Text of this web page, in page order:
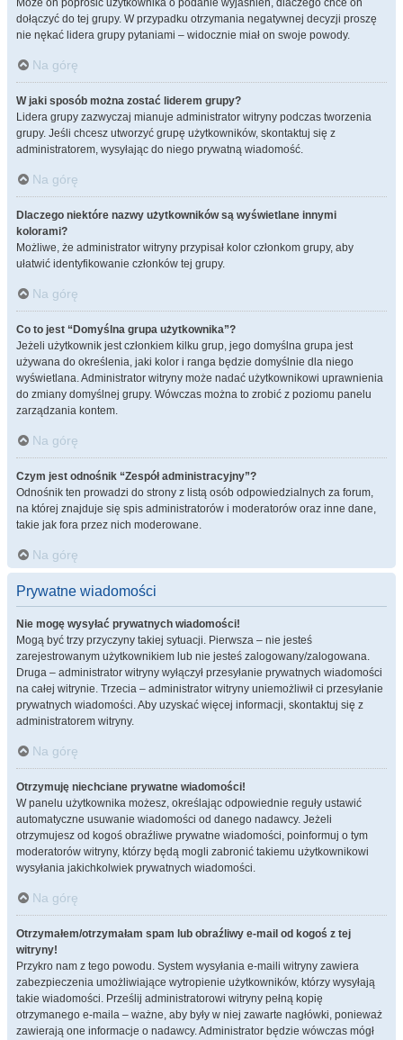
Może on poprosić użytkownika o podanie wyjaśnień, dlaczego chce on
dołączyć do tej grupy. W przypadku otrzymania negatywnej decyzji proszę
nie nękać lidera grupy pytaniami – widocznie miał on swoje powody.
Na górę
W jaki sposób można zostać liderem grupy?
Lidera grupy zazwyczaj mianuje administrator witryny podczas tworzenia
grupy. Jeśli chcesz utworzyć grupę użytkowników, skontaktuj się z
administratorem, wysyłając do niego prywatną wiadomość.
Na górę
Dlaczego niektóre nazwy użytkowników są wyświetlane innymi
kolorami?
Możliwe, że administrator witryny przypisał kolor członkom grupy, aby
ułatwić identyfikowanie członków tej grupy.
Na górę
Co to jest “Domyślna grupa użytkownika”?
Jeżeli użytkownik jest członkiem kilku grup, jego domyślna grupa jest
używana do określenia, jaki kolor i ranga będzie domyślnie dla niego
wyświetlana. Administrator witryny może nadać użytkownikowi uprawnienia
do zmiany domyślnej grupy. Wówczas można to zrobić z poziomu panelu
zarządzania kontem.
Na górę
Czym jest odnośnik “Zespół administracyjny”?
Odnośnik ten prowadzi do strony z listą osób odpowiedzialnych za forum,
na której znajduje się spis administratorów i moderatorów oraz inne dane,
takie jak fora przez nich moderowane.
Na górę
Prywatne wiadomości
Nie mogę wysyłać prywatnych wiadomości!
Mogą być trzy przyczyny takiej sytuacji. Pierwsza – nie jesteś
zarejestrowanym użytkownikiem lub nie jesteś zalogowany/zalogowana.
Druga – administrator witryny wyłączył przesyłanie prywatnych wiadomości
na całej witrynie. Trzecia – administrator witryny uniemożliwił ci przesyłanie
prywatnych wiadomości. Aby uzyskać więcej informacji, skontaktuj się z
administratorem witryny.
Na górę
Otrzymuję niechciane prywatne wiadomości!
W panelu użytkownika możesz, określając odpowiednie reguły ustawić
automatyczne usuwanie wiadomości od danego nadawcy. Jeżeli
otrzymujesz od kogoś obraźliwe prywatne wiadomości, poinformuj o tym
moderatorów witryny, którzy będą mogli zabronić takiemu użytkownikowi
wysyłania jakichkolwiek prywatnych wiadomości.
Na górę
Otrzymałem/otrzymałam spam lub obraźliwy e-mail od kogoś z tej
witryny!
Przykro nam z tego powodu. System wysyłania e-maili witryny zawiera
zabezpieczenia umożliwiające wytropienie użytkowników, którzy wysyłają
takie wiadomości. Prześlij administratorowi witryny pełną kopię
otrzymanego e-maila – ważne, aby były w niej zawarte nagłówki, ponieważ
zawierają one informacje o nadawcy. Administrator będzie wówczas mógł